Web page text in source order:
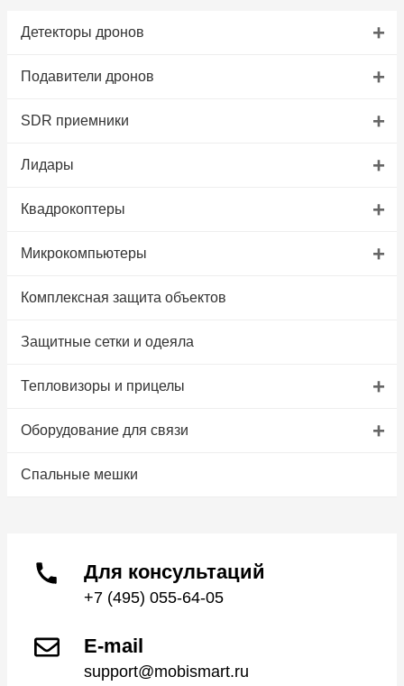
Детекторы дронов +
Подавители дронов +
SDR приемники +
Лидары +
Квадрокоптеры +
Микрокомпьютеры +
Комплексная защита объектов
Защитные сетки и одеяла
Тепловизоры и прицелы +
Оборудование для связи +
Спальные мешки
Для консультаций
+7 (495) 055-64-05
E-mail
support@mobismart.ru